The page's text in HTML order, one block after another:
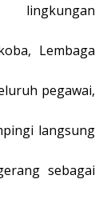
lingkungan
Lembaga
pegawai,
langsung
sebagai